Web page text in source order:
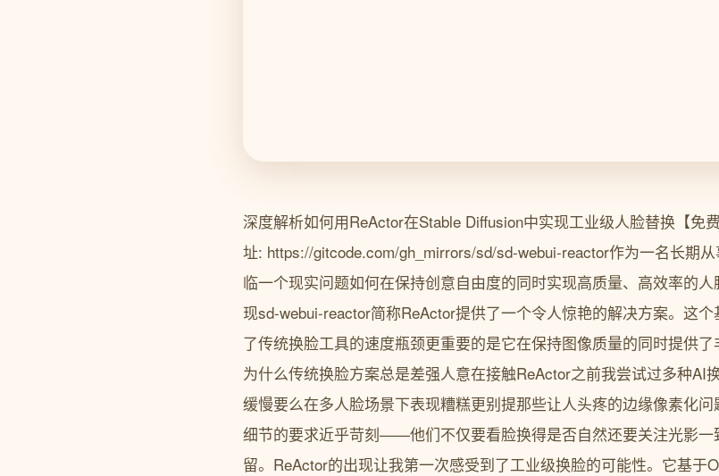
深度解析如何用ReActor在Stable Diffusion中实现工业级人脸替换【免
址: https://gitcode.com/gh_mirrors/sd/sd-webui-reactor作为一名长期
临一个现实问题如何在保持创意自由度的同时实现高质量、高效率的
现sd-webui-reactor简称ReActor提供了一个令人惊艳的解决方案。这
了传统换脸工具的速度瓶颈更重要的是它在保持图像质量的同时提供
为什么传统换脸方案总是差强人意在接触ReActor之前我尝试过多种AI
缓慢要么在多人脸场景下表现糟糕更别提那些让人头疼的边缘像素化
细节的要求近乎苛刻——他们不仅要看脸换得是否自然还要关注光影一
留。ReActor的出现让我第一次感受到了工业级换脸的可能性。它基于